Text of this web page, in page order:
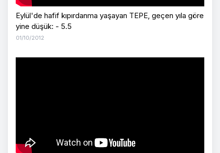
Eylül'de hafif kıpırdanma yaşayan TEPE, geçen yıla göre
yine düşük: - 5.5
01/10/2012